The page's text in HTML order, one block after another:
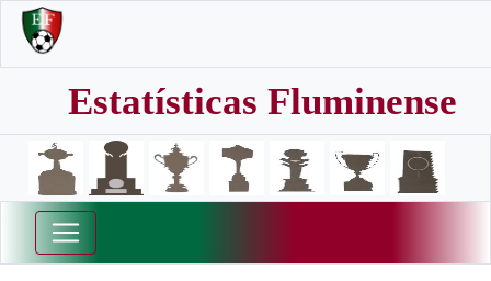
Estatísticas Fluminense